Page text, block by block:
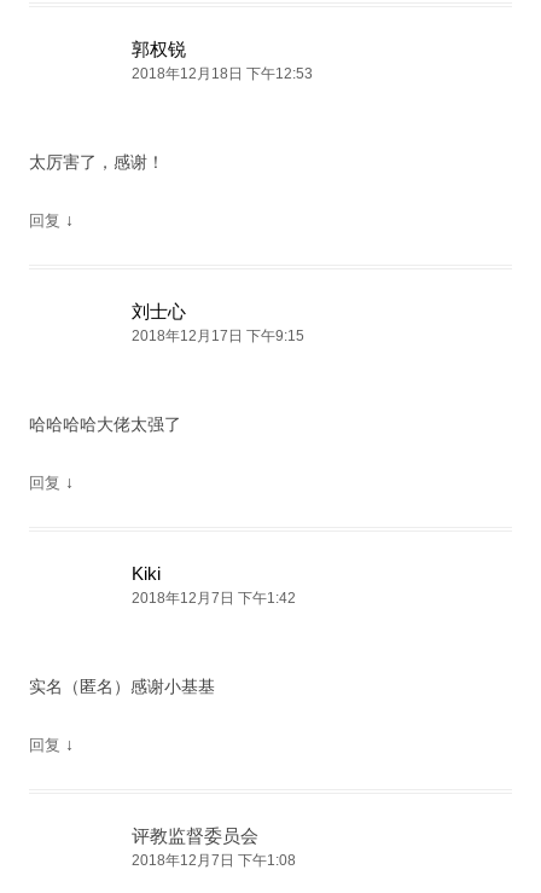
郭权锐
2018年12月18日 下午12:53
太厉害了，感谢！
回复 ↓
刘士心
2018年12月17日 下午9:15
哈哈哈哈大佬太强了
回复 ↓
Kiki
2018年12月7日 下午1:42
实名（匿名）感谢小基基
回复 ↓
评教监督委员会
2018年12月7日 下午1:08